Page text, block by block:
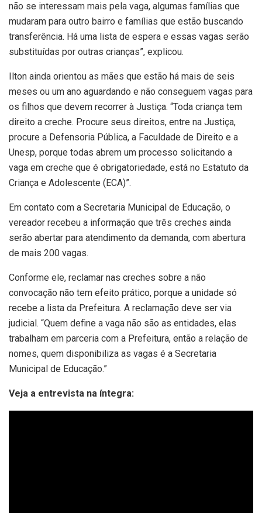
não se interessam mais pela vaga, algumas famílias que
mudaram para outro bairro e famílias que estão buscando
transferência. Há uma lista de espera e essas vagas serão
substituídas por outras crianças”, explicou.
Ilton ainda orientou as mães que estão há mais de seis
meses ou um ano aguardando e não conseguem vagas para
os filhos que devem recorrer à Justiça. “Toda criança tem
direito a creche. Procure seus direitos, entre na Justiça,
procure a Defensoria Pública, a Faculdade de Direito e a
Unesp, porque todas abrem um processo solicitando a
vaga em creche que é obrigatoriedade, está no Estatuto da
Criança e Adolescente (ECA)”.
Em contato com a Secretaria Municipal de Educação, o
vereador recebeu a informação que três creches ainda
serão abertar para atendimento da demanda, com abertura
de mais 200 vagas.
Conforme ele, reclamar nas creches sobre a não
convocação não tem efeito prático, porque a unidade só
recebe a lista da Prefeitura. A reclamação deve ser via
judicial. “Quem define a vaga não são as entidades, elas
trabalham em parceria com a Prefeitura, então a relação de
nomes, quem disponibiliza as vagas é a Secretaria
Municipal de Educação.”
Veja a entrevista na íntegra: